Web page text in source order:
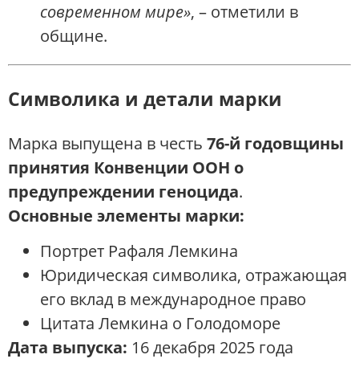
современном мире», – отметили в
общине.
Символика и детали марки
Марка выпущена в честь 76-й годовщины
принятия Конвенции ООН о
предупреждении геноцида.
Основные элементы марки:
Портрет Рафаля Лемкина
Юридическая символика, отражающая
его вклад в международное право
Цитата Лемкина о Голодоморе
Дата выпуска: 16 декабря 2025 года